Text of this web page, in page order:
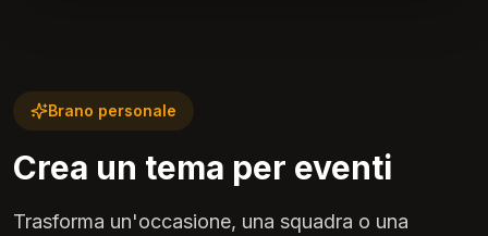
Brano personale
Crea un tema per eventi
Trasforma un'occasione, una squadra o una